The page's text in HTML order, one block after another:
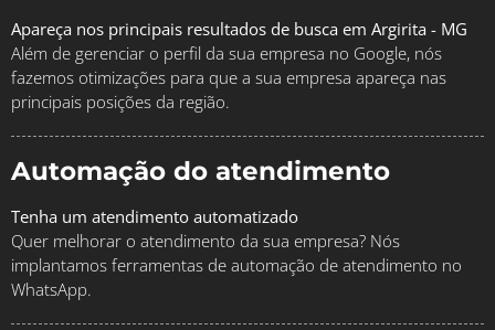
Apareça nos principais resultados de busca em Argirita - MG
Além de gerenciar o perfil da sua empresa no Google, nós
fazemos otimizações para que a sua empresa apareça nas
principais posições da região.
Automação do atendimento
Tenha um atendimento automatizado
Quer melhorar o atendimento da sua empresa? Nós
implantamos ferramentas de automação de atendimento no
WhatsApp.